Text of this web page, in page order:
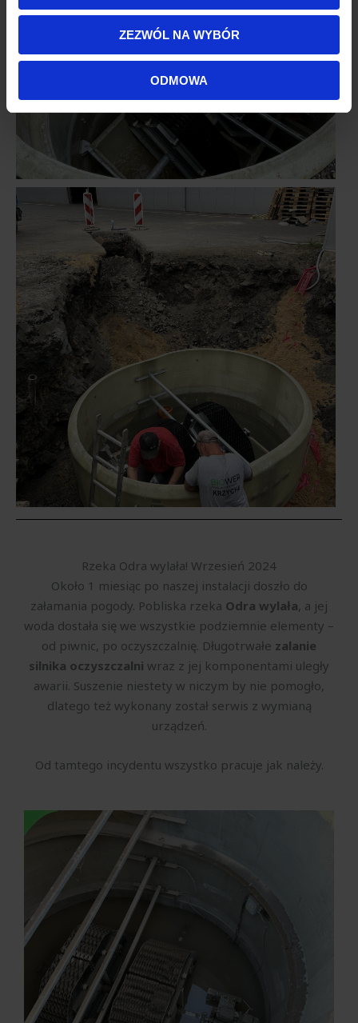
korzystasz z naszej witryny, udostępniamy partnerom
społecznościowym, reklamowym i analitycznym.
otrzymanymi od Ciebie lub uzyskanymi podczas
korzystania z ich usług.
ZEZWÓL NA WYBÓR
ODMOWA
Rzeka Odra wylała! Wrzesień 2024
Około 1 miesiąc po naszej instalacji doszło do
załamania pogody. Pobliska rzeka Odra wylała, a jej
woda dostała się we wszystkie podziemnie elementy –
od piwnic, po oczyszczalnię. Długotrwałe zalanie
silnika oczyszczalni wraz z jej komponentami uległy
awarii. Suszenie niestety w niczym by nie pomogło,
dlatego też wykonany został serwis z wymianą
urządzeń.
Od tamtego incydentu wszystko pracuje jak należy.